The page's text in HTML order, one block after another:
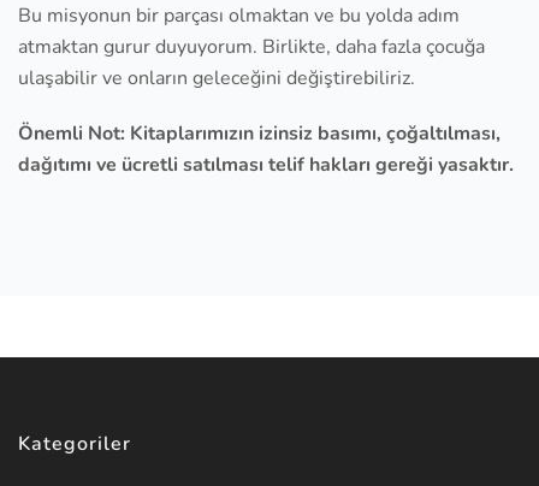
Bu misyonun bir parçası olmaktan ve bu yolda adım
atmaktan gurur duyuyorum. Birlikte, daha fazla çocuğa
ulaşabilir ve onların geleceğini değiştirebiliriz.
Önemli Not: Kitaplarımızın izinsiz basımı, çoğaltılması,
dağıtımı ve ücretli satılması telif hakları gereği yasaktır.
Kategoriler